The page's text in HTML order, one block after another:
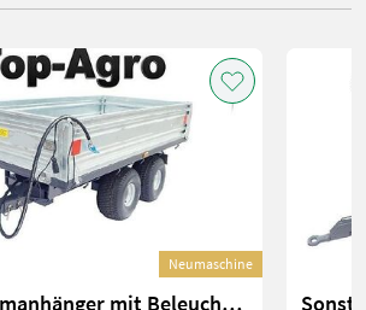
Neumaschine
Sonstige Tandemanhänger mit Beleuchtung und Kipper 2,5t N